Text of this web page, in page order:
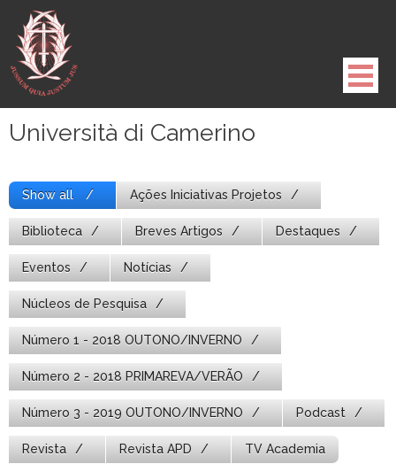
para
conteúdo
Università di Camerino
Show all Ações Iniciativas Projetos
Biblioteca Breves Artigos Destaques
Eventos Notícias
Núcleos de Pesquisa
Número 1 - 2018 OUTONO/INVERNO
Número 2 - 2018 PRIMAREVA/VERÃO
Número 3 - 2019 OUTONO/INVERNO Podcast
Revista Revista APD TV Academia